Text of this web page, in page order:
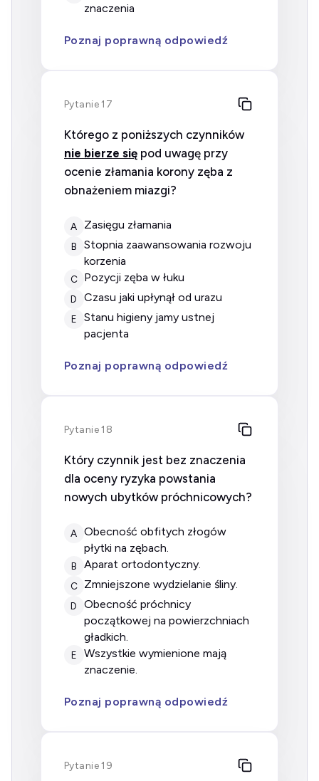
znaczenia
Poznaj poprawną odpowiedź
Pytanie 17
Którego z poniższych czynników
nie bierze się pod uwagę przy
ocenie złamania korony zęba z
obnażeniem miazgi?
A zasięgu złamania
B
stopnia zaawansowania rozwoju
korzenia
C pozycji zęba w łuku
D czasu jaki upłynął od urazu
E
stanu higieny jamy ustnej
pacjenta
Poznaj poprawną odpowiedź
Pytanie 18
Który czynnik jest bez znaczenia
dla oceny ryzyka powstania
nowych ubytków próchnicowych?
A
obecność obfitych złogów
płytki na zębach.
B aparat ortodontyczny.
C zmniejszone wydzielanie śliny.
D
obecność próchnicy
początkowej na powierzchniach
gładkich.
E
wszystkie wymienione mają
znaczenie.
Poznaj poprawną odpowiedź
Pytanie 19